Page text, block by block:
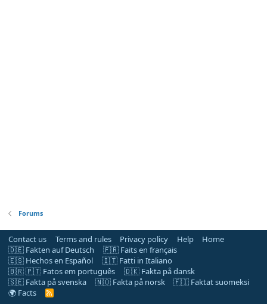
Forums
Contact us Terms and rules Privacy policy Help
Home
🇩🇪 Fakten auf Deutsch
🇫🇷 Faits en français
🇪🇸 Hechos en Español
🇮🇹 Fatti in Italiano
🇧🇷 🇵🇹 Fatos em português
🇩🇰 Fakta på dansk
🇸🇪 Fakta på svenska
🇳🇴 Fakta på norsk
🇫🇮 Faktat suomeksi
🌍 Facts
R